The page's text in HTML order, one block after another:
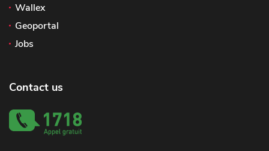
Wallex
Geoportal
Jobs
Contact us